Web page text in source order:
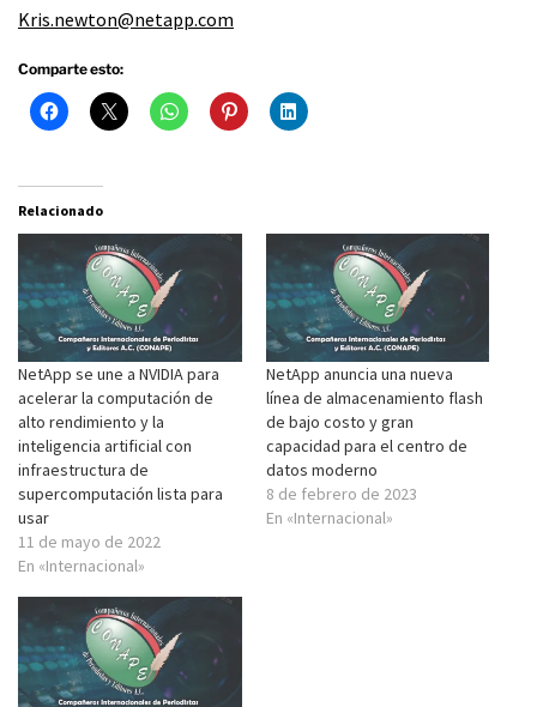
Kris.newton@netapp.com
Comparte esto:
Relacionado
NetApp se une a NVIDIA para
acelerar la computación de
alto rendimiento y la
inteligencia artificial con
infraestructura de
supercomputación lista para
usar
11 de mayo de 2022
En «Internacional»
NetApp anuncia una nueva
línea de almacenamiento flash
de bajo costo y gran
capacidad para el centro de
datos moderno
8 de febrero de 2023
En «Internacional»